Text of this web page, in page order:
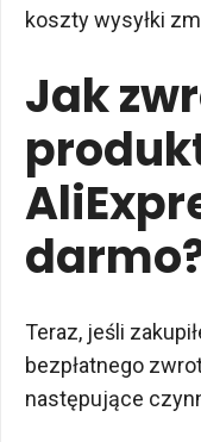
koszty wysyłki
Jak
Teraz, jeśli
bezpłatnego
następujące